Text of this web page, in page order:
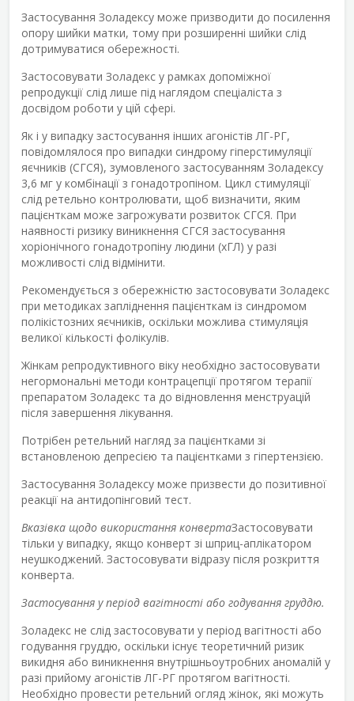
Застосування Золадексу може призводити до посилення
опору шийки матки, тому при розширенні шийки слід
дотримуватися обережності.
Застосовувати Золадекс у рамках допоміжної
репродукції слід лише під наглядом спеціаліста з
досвідом роботи у цій сфері.
Як і у випадку застосування інших агоністів ЛГ-РГ,
повідомлялося про випадки синдрому гіперстимуляції
яєчників (СГСЯ), зумовленого застосуванням Золадексу
3,6 мг у комбінації з гонадотропіном. Цикл стимуляції
слід ретельно контролювати, щоб визначити, яким
пацієнткам може загрожувати розвиток СГСЯ. При
наявності ризику виникнення СГСЯ застосування
хоріонічного гонадотропіну людини (хГЛ) у разі
можливості слід відмінити.
Рекомендується з обережністю застосовувати Золадекс
при методиках запліднення пацієнткам із синдромом
полікістозних яєчників, оскільки можлива стимуляція
великої кількості фолікулів.
Жінкам репродуктивного віку необхідно застосовувати
негормональні методи контрацепції протягом терапії
препаратом Золадекс та до відновлення менструацій
після завершення лікування.
Потрібен ретельний нагляд за пацієнтками зі
встановленою депресією та пацієнтками з гіпертензією.
Застосування Золадексу може призвести до позитивної
реакції на антидопінговий тест.
Вказівка щодо використання конвертаЗастосовувати
тільки у випадку, якщо конверт зі шприц-аплікатором
неушкоджений. Застосовувати відразу після розкриття
конверта.
Застосування у період вагітності або годування груддю.
Золадекс не слід застосовувати у період вагітності або
годування груддю, оскільки існує теоретичний ризик
викидня або виникнення внутрішньоутробних аномалій у
разі прийому агоністів ЛГ-РГ протягом вагітності.
Необхідно провести ретельний огляд жінок, які можуть